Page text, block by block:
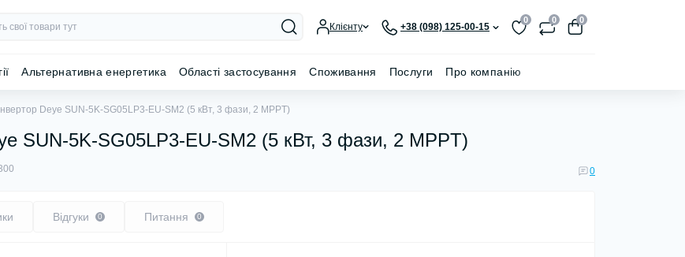
Клієнту +38 (098) 125-00-15
0 0 0
Альтернативна енергетика Області застосування Споживання Послуги Про компанію
Deye SUN-5K-SG05LP3-EU-SM2 (5 кВт, 3 фази, 2 MPPT)
SUN-5K-SG05LP3-EU-SM2 (5 кВт, 3 фази, 2 MPPT)
0
Відгуки 0 Питання 0